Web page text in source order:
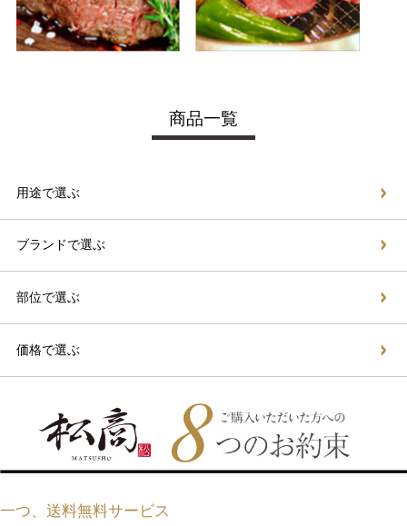
商品一覧
用途で選ぶ
ブランドで選ぶ
部位で選ぶ
価格で選ぶ
一つ、送料無料サービス